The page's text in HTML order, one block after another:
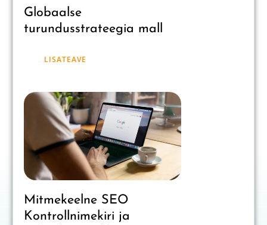
Globaalse
turundusstrateegia mall
LISATEAVE
Mitmekeelne SEO
Kontrollnimekiri ja